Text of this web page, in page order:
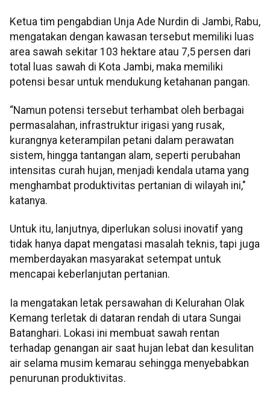
Ketua tim pengabdian Unja Ade Nurdin di Jambi, Rabu,
mengatakan dengan kawasan tersebut memiliki luas
area sawah sekitar 103 hektare atau 7,5 persen dari
total luas sawah di Kota Jambi, maka memiliki
potensi besar untuk mendukung ketahanan pangan.
“Namun potensi tersebut terhambat oleh berbagai
permasalahan, infrastruktur irigasi yang rusak,
kurangnya keterampilan petani dalam perawatan
sistem, hingga tantangan alam, seperti perubahan
intensitas curah hujan, menjadi kendala utama yang
menghambat produktivitas pertanian di wilayah ini,"
katanya.
Untuk itu, lanjutnya, diperlukan solusi inovatif yang
tidak hanya dapat mengatasi masalah teknis, tapi juga
memberdayakan masyarakat setempat untuk
mencapai keberlanjutan pertanian.
Ia mengatakan letak persawahan di Kelurahan Olak
Kemang terletak di dataran rendah di utara Sungai
Batanghari. Lokasi ini membuat sawah rentan
terhadap genangan air saat hujan lebat dan kesulitan
air selama musim kemarau sehingga menyebabkan
penurunan produktivitas.